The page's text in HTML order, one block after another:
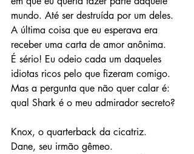
mundo. Até ser destruída por um deles.
A última coisa que eu esperava era
receber uma carta de amor anônima.
É sério! Eu odeio cada um daqueles
idiotas ricos pelo que fizeram comigo.
Mas a pergunta que não quer calar é:
qual Shark é o meu admirador secreto?
Knox, o quarterback da cicatriz.
Dane, seu irmão gêmeo.